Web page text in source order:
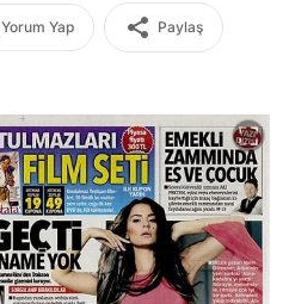
Yorum Yap Paylaş